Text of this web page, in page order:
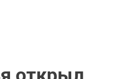
открыл